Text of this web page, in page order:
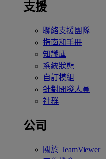
支援
聯絡支援團隊
指南和手冊
知識庫
系統狀態
自訂模組
針對開發人員
社群
公司
關於 TeamViewer